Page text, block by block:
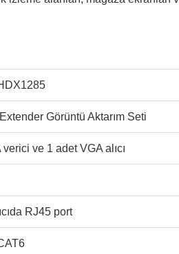
Görüntü Aktarım Seti
ve 1 adet VGA alıcı
RJ45 port